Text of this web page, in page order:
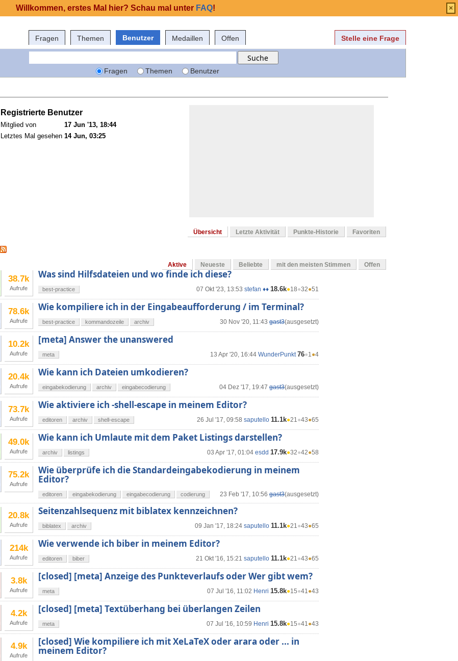
Fragen Themen Benutzer Medaillen Offen Stelle eine Frage
Fragen Themen Benutzer
Registrierte Benutzer
Mitglied von
17 Jun '13, 18:44
Letztes Mal gesehen 14 Jun, 03:25
Übersicht Letzte Aktivität Punkte-Historie Favoriten
Aktive Neueste Beliebte mit den meisten Stimmen Offen
38.7k
Aufrufe
Was sind Hilfsdateien und wo finde ich diese?
07 Okt '23, 13:53 stefan ♦♦ 18.6k●18●32●51
best-practice
78.6k
Aufrufe
Wie kompiliere ich in der Eingabeaufforderung / im Terminal?
30 Nov '20, 11:43 gast3(ausgesetzt)
best-practice kommandozeile archiv
10.2k
Aufrufe
[meta] Answer the unanswered
13 Apr '20, 16:44 WunderPunkt 76●1●4
meta
20.4k
Aufrufe
Wie kann ich Dateien umkodieren?
04 Dez '17, 19:47 gast3(ausgesetzt)
eingabekodierung archiv eingabecodierung
73.7k
Aufrufe
Wie aktiviere ich -shell-escape in meinem Editor?
26 Jul '17, 09:58 saputello 11.1k●21●43●65
editoren archiv shell-escape
49.0k
Aufrufe
Wie kann ich Umlaute mit dem Paket Listings darstellen?
03 Apr '17, 01:04 esdd 17.9k●32●42●58
archiv listings
75.2k
Aufrufe
Wie überprüfe ich die Standardeingabekodierung in meinem
Editor?
23 Feb '17, 10:56 gast3(ausgesetzt)
editoren eingabekodierung eingabecodierung codierung
20.8k
Aufrufe
Seitenzahlsequenz mit biblatex kennzeichnen?
09 Jan '17, 18:24 saputello 11.1k●21●43●65
biblatex archiv
214k
Aufrufe
Wie verwende ich biber in meinem Editor?
21 Okt '16, 15:21 saputello 11.1k●21●43●65
editoren biber
3.8k
Aufrufe
[closed] [meta] Anzeige des Punkteverlaufs oder Wer gibt wem?
07 Jul '16, 11:02 Henri 15.8k●15●41●43
meta
4.2k
Aufrufe
[closed] [meta] Textüberhang bei überlangen Zeilen
07 Jul '16, 10:59 Henri 15.8k●15●41●43
meta
4.9k
Aufrufe
[closed] Wie kompiliere ich mit XeLaTeX oder arara oder ... in
meinem Editor?
Willkommen, erstes Mal hier? Schau mal unter FAQ! ×